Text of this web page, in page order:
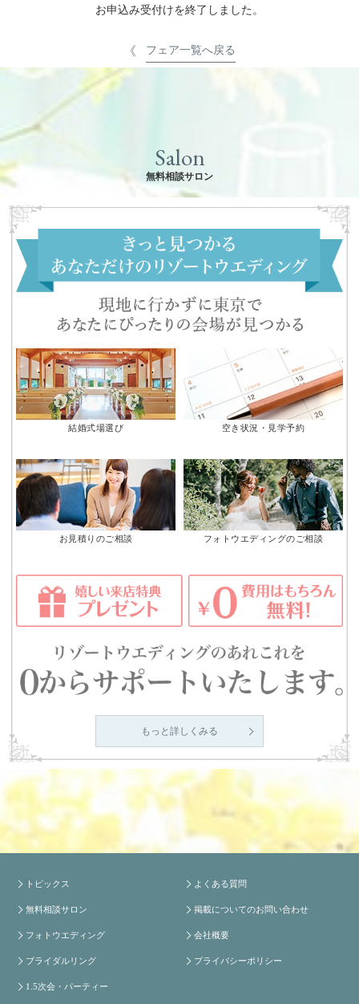
お申込み受付けを終了しました。
フェア一覧へ戻る
Salon
無料相談サロン
結婚式場選び 空き状況・見学予約
お見積りのご相談 フォトウエディングのご相談
もっと詳しくみる
トピックス
無料相談サロン
フォトウエディング
ブライダルリング
1.5次会・パーティー
よくある質問
掲載についてのお問い合わせ
会社概要
プライバシーポリシー